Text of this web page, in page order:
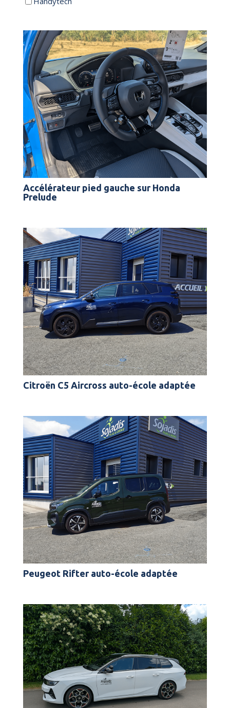
Accélérateur pied gauche sur Honda
Prelude
Citroën C5 Aircross auto-école adaptée
Peugeot Rifter auto-école adaptée